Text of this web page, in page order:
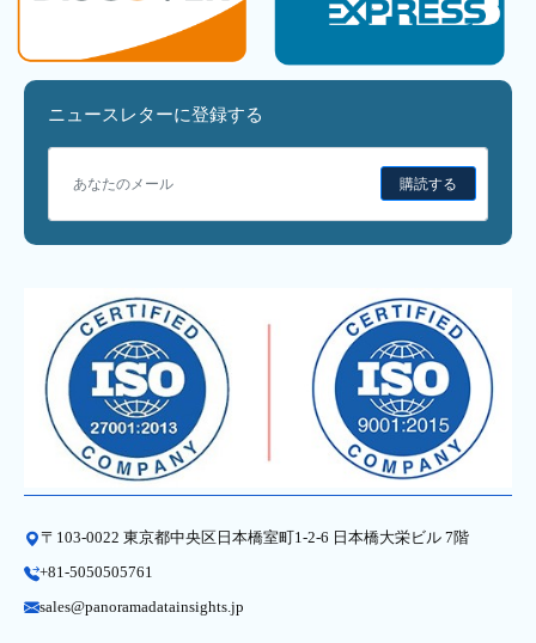
ニュースレターに登録する
購読する
〒103-0022 東京都中央区日本橋室町1-2-6 日本橋大栄ビル 7階
+81-5050505761
sales@panoramadatainsights.jp